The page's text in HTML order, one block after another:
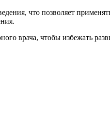
что позволяет
врача, чтобы избежать